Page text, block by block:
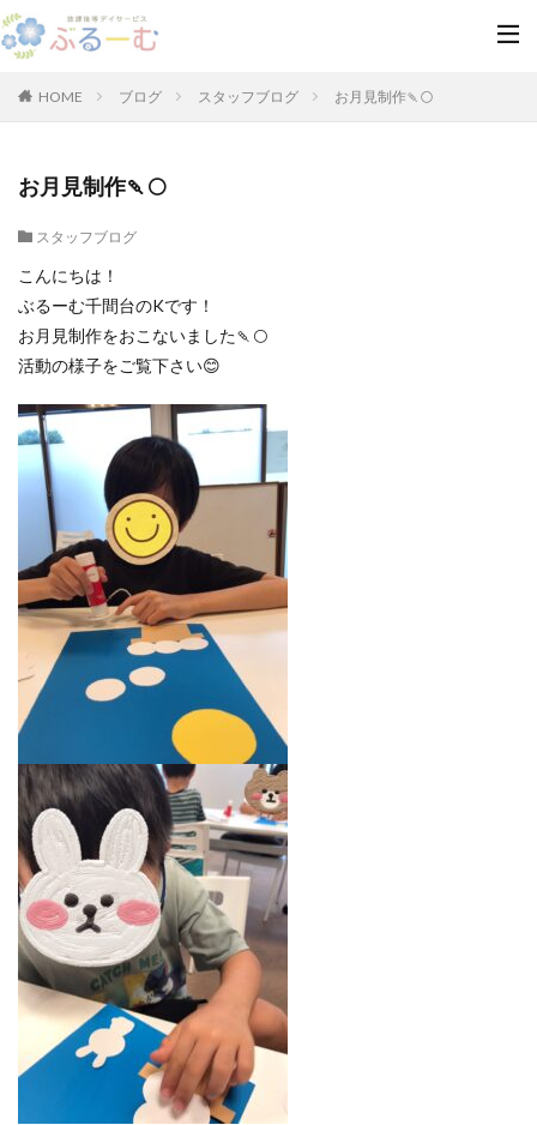
HOME ブログ スタッフブログ お月見制作🍡🌕
お月見制作🍡🌕
スタッフブログ
こんにちは！
ぶるーむ千間台のKです！
お月見制作をおこないました🍡🌕
活動の様子をご覧下さい😊